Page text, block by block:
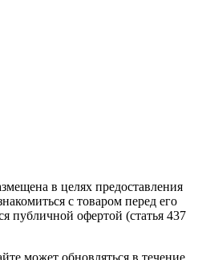
в целях предоставления
с товаром перед его
публичной офертой (статья 437
может обновляться в течение